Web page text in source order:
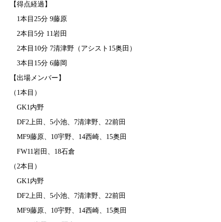
【得点経過】
1本目25分 9藤原
2本目5分 11岩田
2本目10分 7清津野（アシスト15奥田）
3本目15分 6藤岡
【出場メンバー】
（1本目）
GK1内野
DF2上田、5小池、7清津野、22前田
MF9藤原、10宇野、14西崎、15奥田
FW11岩田、18石倉
（2本目）
GK1内野
DF2上田、5小池、7清津野、22前田
MF9藤原、10宇野、14西崎、15奥田